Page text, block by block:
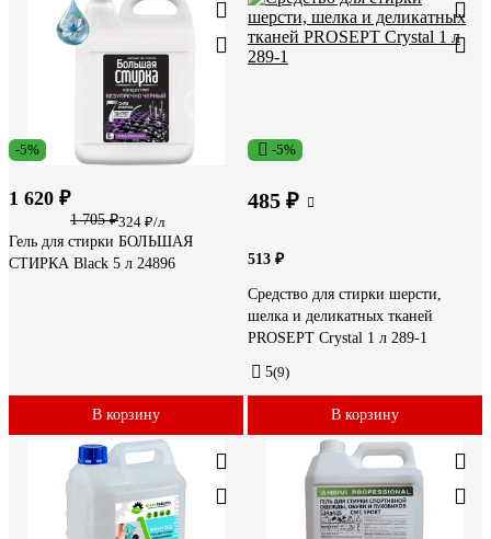
-5%
1 620 ₽
1 705 ₽324 ₽/л
Гель для стирки БОЛЬШАЯ
СТИРКА Black 5 л 24896
В корзину
-5%
485 ₽
513 ₽
Средство для стирки шерсти,
шелка и деликатных тканей
PROSEPT Crystal 1 л 289-1
5(9)
В корзину